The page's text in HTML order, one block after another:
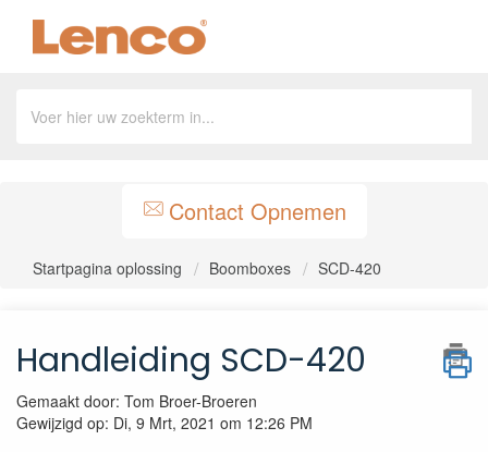
Contact Opnemen
Startpagina oplossing Boomboxes SCD-420
Handleiding SCD-420
Gemaakt door: Tom Broer-Broeren
Gewijzigd op: Di, 9 Mrt, 2021 om 12:26 PM